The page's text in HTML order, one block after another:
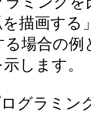
描画す
場合の
します。
グラミ